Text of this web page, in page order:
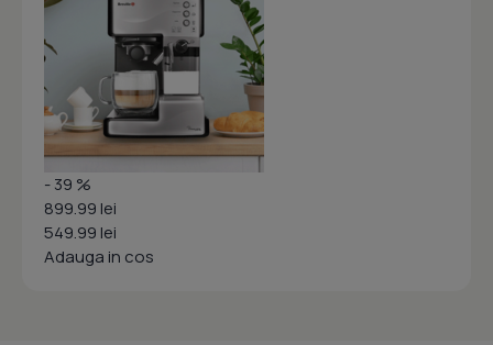
- 39 %
899.99 lei
549.99 lei
Adauga in cos